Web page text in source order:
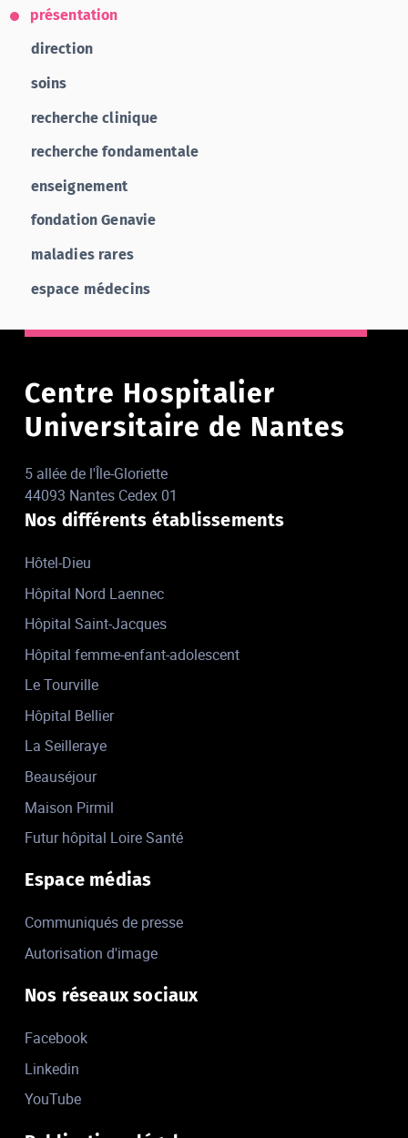
présentation
direction
soins
recherche clinique
recherche fondamentale
enseignement
fondation Genavie
maladies rares
espace médecins
Centre Hospitalier
Universitaire de Nantes
5 allée de l'Île-Gloriette
44093 Nantes Cedex 01
Nos différents établissements
Hôtel-Dieu
Hôpital Nord Laennec
Hôpital Saint-Jacques
Hôpital femme-enfant-adolescent
Le Tourville
Hôpital Bellier
La Seilleraye
Beauséjour
Maison Pirmil
Futur hôpital Loire Santé
Espace médias
Communiqués de presse
Autorisation d'image
Nos réseaux sociaux
Facebook
Linkedin
YouTube